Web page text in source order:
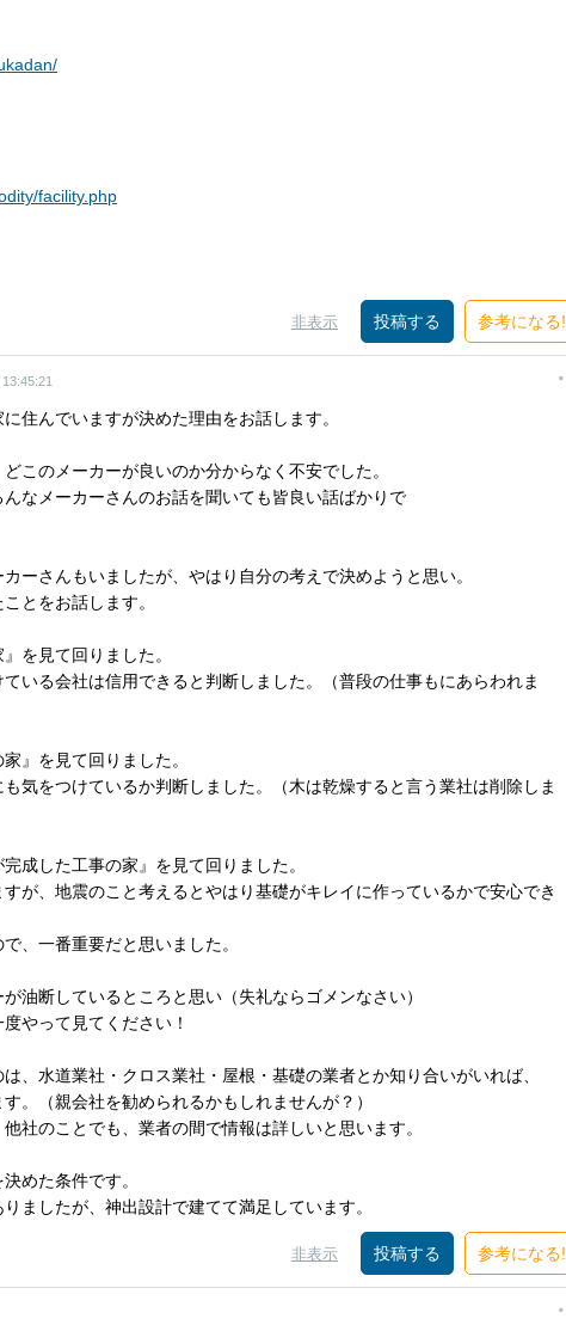
facility.php
非表示 参考になる!
住んでいますが決めた理由をお話します。
このメーカーが良いのか分からなく不安でした。
なメーカーさんのお話を聞いても皆良い話ばかりで
ーさんもいましたが、やはり自分の考えで決めようと思い。
とをお話します。
を見て回りました。
いる会社は信用できると判断しました。（普段の仕事もにあらわれま
』を見て回りました。
気をつけているか判断しました。（木は乾燥すると言う業社は削除しま
成した工事の家』を見て回りました。
が、地震のこと考えるとやはり基礎がキレイに作っているかで安心でき
、一番重要だと思いました。
油断しているところと思い（失礼ならゴメンなさい）
やって見てください！
、水道業社・クロス業社・屋根・基礎の業者とか知り合いがいれば、
。（親会社を勧められるかもしれませんが？）
社のことでも、業者の間で情報は詳しいと思います。
めた条件です。
ましたが、神出設計で建てて満足しています。
非表示 参考になる!